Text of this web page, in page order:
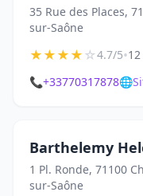
35 Rue des Places,
sur-Saône
★★★★☆4.7/5•
📞+33770317878🌐
Barthelemy
1 Pl. Ronde, 71100
sur-Saône